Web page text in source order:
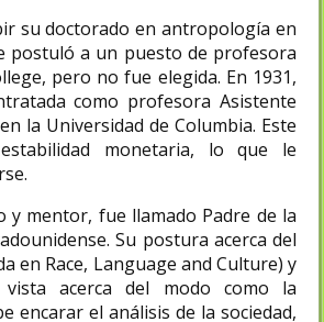
su doctorado en antropología en
postuló a un puesto de profesora
pero no fue elegida. En 1931,
como profesora Asistente
la Universidad de Columbia. Este
monetaria, lo que le
y mentor, fue llamado Padre de la
Su postura acerca del
en Race, Language and Culture) y
acerca del modo como la
encarar el análisis de la sociedad,